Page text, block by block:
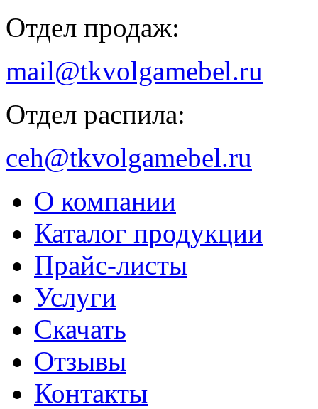
Отдел продаж:
mail@tkvolgamebel.ru
Отдел распила:
ceh@tkvolgamebel.ru
О компании
Каталог продукции
Прайс-листы
Услуги
Скачать
Отзывы
Контакты